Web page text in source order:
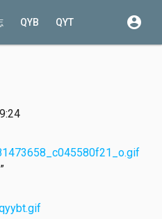
QYB QYT account_circle